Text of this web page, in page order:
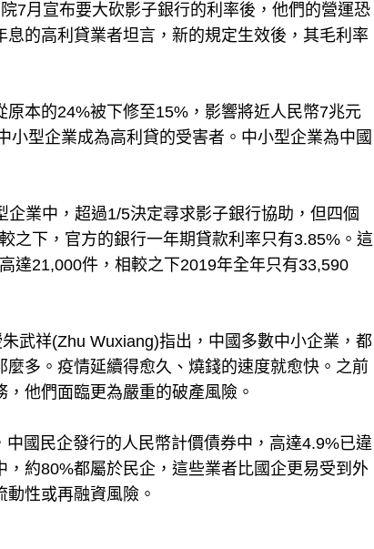
7月宣布要大砍影子銀行的利率後，他們的營運恐
的高利貸業者坦言，新的規定生效後，其毛利率
本的24%被下修至15%，影響將近人民幣7兆元
型企業成為高利貸的受害者。中小型企業為中國
業中，超過1/5決定尋求影子銀行協助，但四個
之下，官方的銀行一年期貸款利率只有3.85%。這
達21,000件，相較之下2019年全年只有33,590
武祥(Zhu Wuxiang)指出，中國多數中小企業，都
多。疫情延續得愈久、燒錢的速度就愈快。之前
他們面臨更為嚴重的破產風險。
中國民企發行的人民幣計價債券中，高達4.9%已違
約80%都屬於民企，這些業者比國企更易受到外
性或再融資風險。